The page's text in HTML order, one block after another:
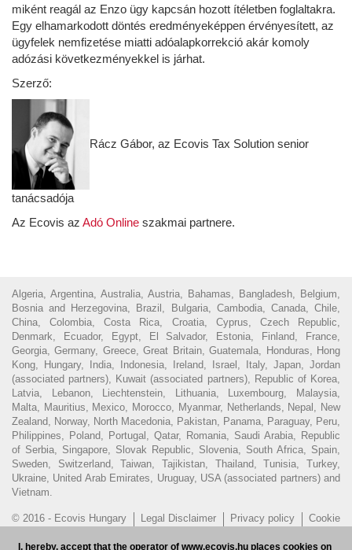
miként reagál az Enzo ügy kapcsán hozott ítéletben foglaltakra.
Egy elhamarkodott döntés eredményeképpen érvényesített, az
ügyfelek nemfizetése miatti adóalapkorrekció akár komoly
adózási következményekkel is járhat.
Szerző:
Rácz Gábor, az Ecovis Tax Solution senior
tanácsadója
Az Ecovis az Adó Online szakmai partnere.
Algeria, Argentina, Australia, Austria, Bahamas, Bangladesh, Belgium,
Bosnia and Herzegovina, Brazil, Bulgaria, Cambodia, Canada, Chile,
China, Colombia, Costa Rica, Croatia, Cyprus, Czech Republic,
Denmark, Ecuador, Egypt, El Salvador, Estonia, Finland, France,
Georgia, Germany, Greece, Great Britain, Guatemala, Honduras, Hong
Kong, Hungary, India, Indonesia, Ireland, Israel, Italy, Japan, Jordan
(associated partners), Kuwait (associated partners), Republic of Korea,
Latvia, Lebanon, Liechtenstein, Lithuania, Luxembourg, Malaysia,
Malta, Mauritius, Mexico, Morocco, Myanmar, Netherlands, Nepal, New
Zealand, Norway, North Macedonia, Pakistan, Panama, Paraguay, Peru,
Philippines, Poland, Portugal, Qatar, Romania, Saudi Arabia, Republic
of Serbia, Singapore, Slovak Republic, Slovenia, South Africa, Spain,
Sweden, Switzerland, Taiwan, Tajikistan, Thailand, Tunisia, Turkey,
Ukraine, United Arab Emirates, Uruguay, USA (associated partners) and
Vietnam.
© 2016 - Ecovis Hungary Legal Disclaimer Privacy policy
Cookie
I, hereby, accept that the operator of www.ecovis.hu places cookies on